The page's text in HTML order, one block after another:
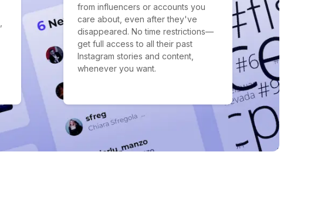
from influencers or accounts you
care about, even after they've
disappeared. No time restrictions—
get full access to all their past
Instagram stories and content,
whenever you want.